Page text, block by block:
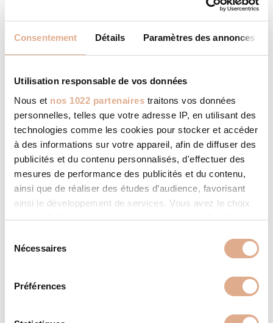
Consentement Détails Paramètres des annonces
Utilisation responsable de vos données
Nous et nos 1022 partenaires traitons vos données
personnelles, telles que votre adresse IP, en utilisant des
technologies comme les cookies pour stocker et accéder
à des informations sur votre appareil, afin de diffuser des
publicités et du contenu personnalisés, d'effectuer des
mesures de performance des publicités et du contenu,
ainsi que de réaliser des études d’audience, favorisant
ainsi le développement de services. Vous avez le choix
quant à l'utilisation de vos données et à leurs finalités.
tout moment en consultant la Déclaration relative aux
cookies ou en cliquant sur l'icône de confidentialité.
Si vous le permettez, nous aimerions également :
Nécessaires
Préférences
MVI ED – 12kW – STARLET ED